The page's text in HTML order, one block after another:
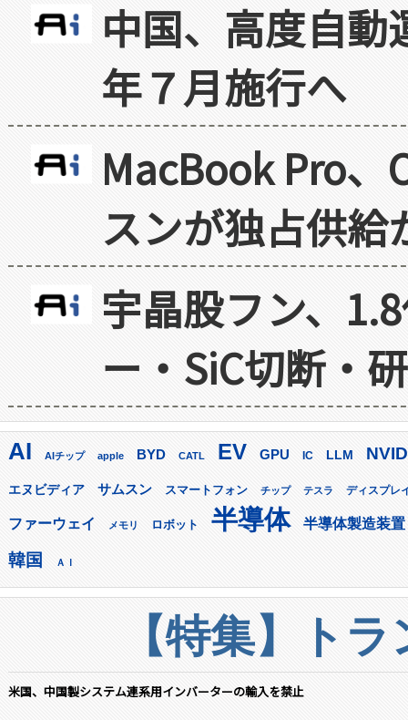
中国、高度自
年７月施行へ
MacBook Pro
スンが独占供給
宇晶股フン、
ー・SiC切断・
AI AIチップ apple BYD CATL EV GPU IC LLM
エヌビディア サムスン スマートフォン チップ テスラ ディスプレ
ファーウェイ メモリ ロボット 半導体 半導体製造装置
韓国 ＡＩ
【特集】ト
米国、中国製システム連系用インバーターの輸入を禁止